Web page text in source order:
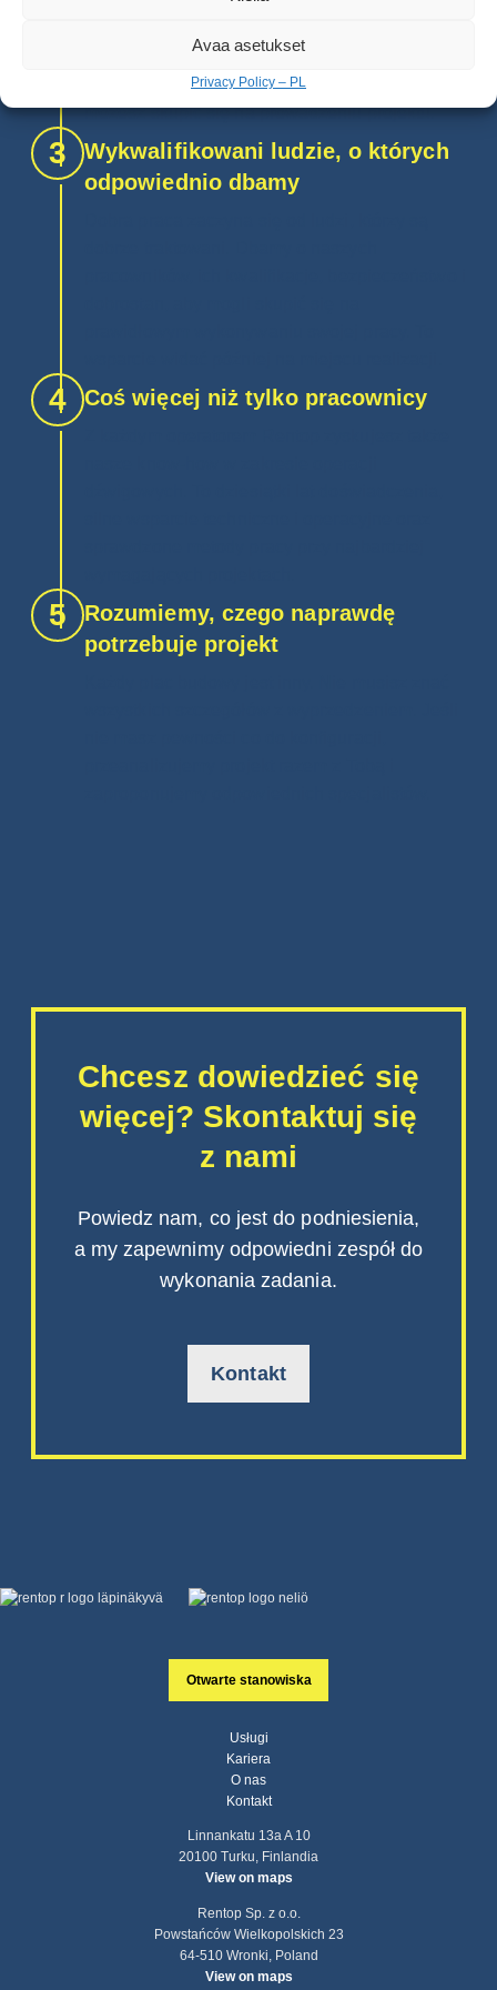
Avaa asetukset
Privacy Policy – PL
podatkami w danym kraju – a także
zakwaterowaniem, jeśli jest potrzebne. Ty
możesz skupić się na prowadzeniu projektu.
3
Wykwalifikowani ludzie, o których
odpowiednio dbamy
4 Coś więcej niż tylko pracownicy
5
Rozumiemy, czego naprawdę
potrzebuje projekt
Chcesz dowiedzieć się
więcej? Skontaktuj się
z nami
Powiedz nam, co jest do podniesienia,
a my zapewnimy odpowiedni zespół do
wykonania zadania.
Kontakt
Linnankatu 13a A 10
20100 Turku, Finlandia
View on maps
Rentop Sp. z o.o.
Powstańców Wielkopolskich 23
64-510 Wronki, Poland
View on maps
Otwarte stanowiska
Usługi
Kariera
O nas
Kontakt